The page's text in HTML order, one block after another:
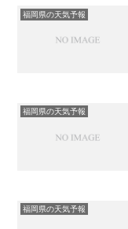
福岡県の天気予報
福岡県の天気予報
福岡県の天気予報